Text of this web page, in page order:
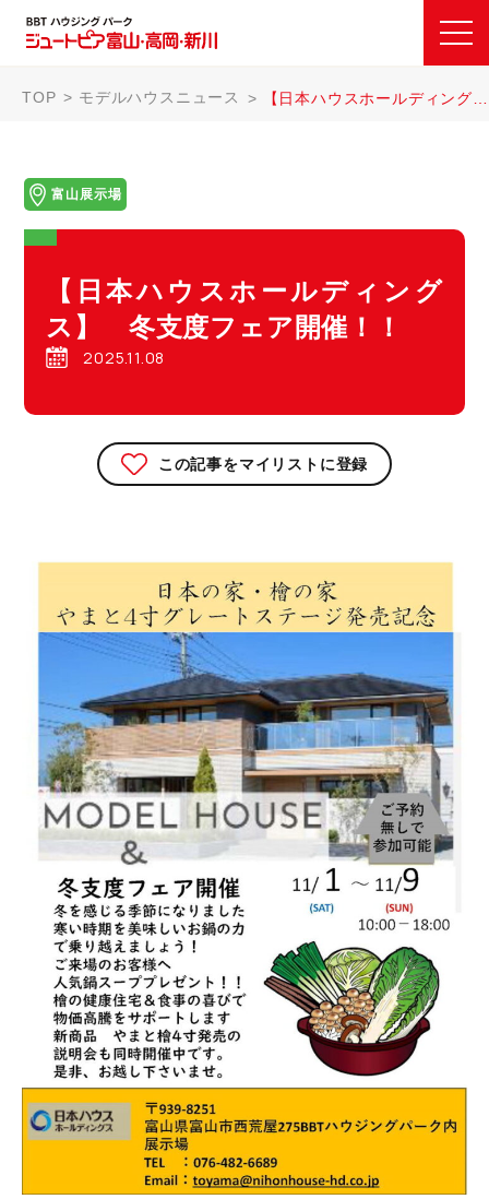
TOP モデルハウスニュース 【日本ハウスホールディングス】 冬支度フェア開催！！
富山展示場
【日本ハウスホールディング
ス】 冬支度フェア開催！！
2025.11.08
この記事をマイリストに登録